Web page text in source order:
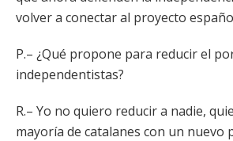
volver a conectar al proyecto
P.– ¿Qué propone para reducir el
independentistas?
R.– Yo no quiero reducir a nadie,
mayoría de catalanes con un nuevo